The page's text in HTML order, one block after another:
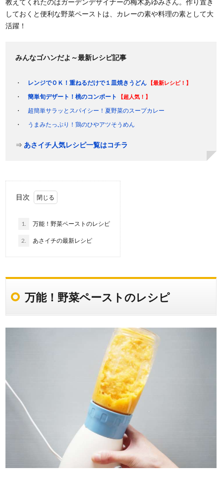
教えてくれたのはガーデンデザイナーの梅木あゆみさん。作り置き
しておくと便利な野菜ペーストは、カレーの素や料理の素として大
活躍！
みんなゴハンだよ～最新レシピ記事
レンジでＯＫ！重ねるだけで１皿焼きうどん 【最新レシピ！】
簡単旬デザート！桃のコンポート 【超人気！】
超簡単サラッとスパイシー！夏野菜のスープカレー
うまみたっぷり！鶏のひやアツそうめん
⇒ あさイチ人気レシピ一覧はコチラ
目次
1. 万能！野菜ペーストのレシピ
2. あさイチの最新レシピ
万能！野菜ペーストのレシピ